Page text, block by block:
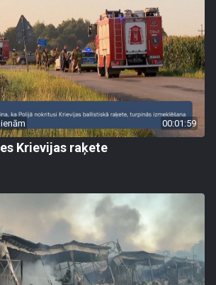
00:01:59
Krievijas raķete